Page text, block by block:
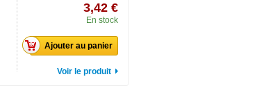
3,42 €
En stock
Ajouter au panier
Voir le produit